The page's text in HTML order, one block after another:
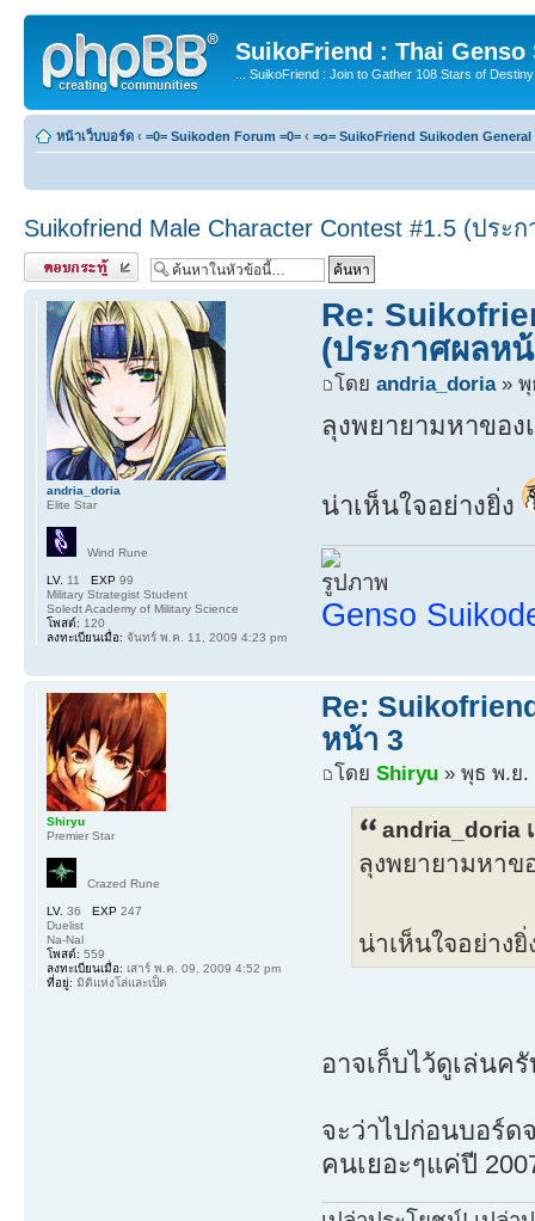
SuikoFriend : Thai Genso
... SuikoFriend : Join to Gather 108 Stars of
หน้าเว็บบอร์ด ‹ =0= Suikoden Forum =0= ‹ =o= SuikoFriend Suikoden General
Suikofriend Male Character Contest #1.5 (ประ
ตอบกระทู้
Re:
(ประกาศผลห
โดยandria_doria» พุ
ลุงพยายามหาของ
น่าเห็นใจอย่างยิ่ง
Genso
andria_doria
Elite Star
Wind Rune
LV. 11 EXP 99
Military Strategist Student
Soledt Academy of Military Science
โพสต์: 120
ลงทะเบียนเมื่อ: จันทร์ พ.ค. 11, 2009 4:23 pm
Re:
หน้า 3
โดยShiryu » พุธ พ.ย.
andria_doria
ลุงพยายามหาข
น่าเห็นใจอย่าง
อาจเก็บไว้ดูเล่น
จะว่าไปก่อนบอร์ด
คนเยอะๆแค่ปี
Shiryu
Premier Star
Crazed Rune
LV. 36 EXP 247
Duelist
Na-Nal
โพสต์: 559
ลงทะเบียนเมื่อ: เสาร์ พ.ค. 09, 2009 4:52 pm
ที่อยู่: มิติแห่งโล่และเป็ด